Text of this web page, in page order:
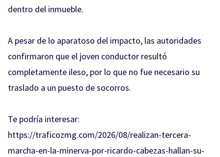
dentro del inmueble.
A pesar de lo aparatoso del impacto, las autoridades
confirmaron que el joven conductor resultó
completamente ileso, por lo que no fue necesario su
traslado a un puesto de socorros.
Te podría interesar:
https://traficozmg.com/2026/08/realizan-tercera-
marcha-en-la-minerva-por-ricardo-cabezas-hallan-su-